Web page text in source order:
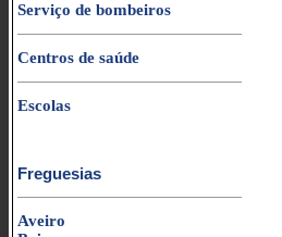
Serviço de bombeiros
Centros de saúde
Escolas
Freguesias
Aveiro